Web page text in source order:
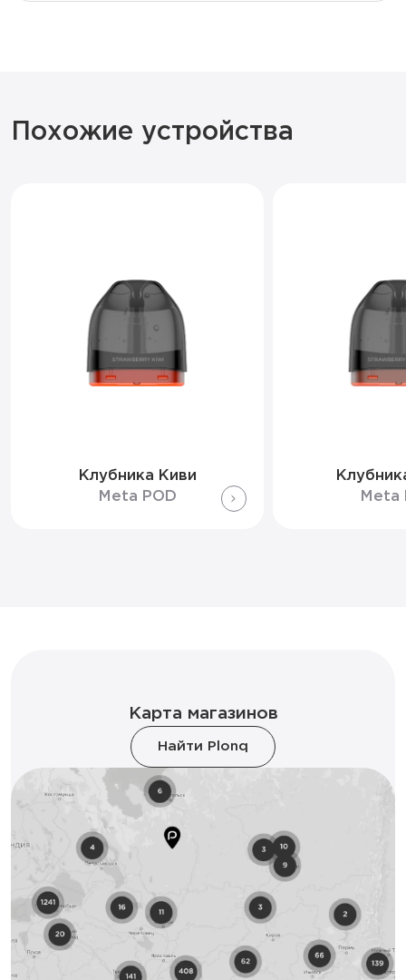
Похожие устройства
Клубника Киви
Meta POD
Meta
Карта магазинов
Найти Plonq